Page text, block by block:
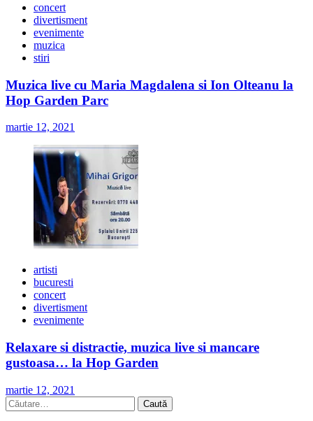
concert
divertisment
evenimente
muzica
stiri
Muzica live cu Maria Magdalena si Ion Olteanu la
Hop Garden Parc
martie 12, 2021
artisti
bucuresti
concert
divertisment
evenimente
Relaxare si distractie, muzica live si mancare
gustoasa… la Hop Garden
martie 12, 2021
Caută
după: